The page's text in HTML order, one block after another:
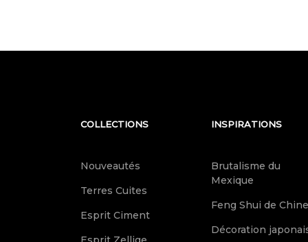
COLLECTIONS
Nouveautés
Terres Cuites
Esprit Ciment
INSPIRATIONS
Brutalisme du
Mexique
Feng Shui de Chine
Décoration